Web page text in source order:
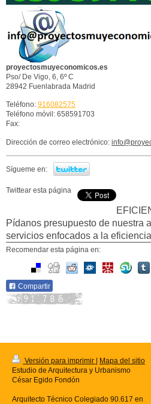
proyectosmuyeconomicos.es
Pso/ De Vigo, 6, 6º C
28942 Fuenlabrada Madrid
Teléfono: 916082575
Teléfono móvil: 658591703
Fax:
Dirección de correo electrónico:
Sígueme en:
Twittear esta página
Pídanos presupuesto de nuestra
servicios enfocados a la
Recomendar esta página en:
Compartir
Versión para imprimir | Mapa del sitio
Estudio de Arquitectura y Urbanismo
César Egido Fondón
Arquitecto Técnico Colegiado 90.617 en